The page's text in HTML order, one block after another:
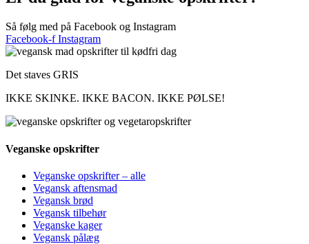
Så følg med på Facebook og Instagram
Facebook-f Instagram
Det staves GRIS
IKKE SKINKE. IKKE BACON. IKKE PØLSE!
Veganske opskrifter
Veganske opskrifter – alle
Vegansk aftensmad
Vegansk brød
Vegansk tilbehør
Veganske kager
Vegansk pålæg